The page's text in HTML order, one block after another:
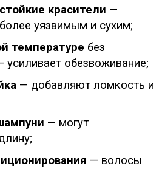
красители —
уязвимым и сухим;
температуре без
обезвоживание;
— добавляют ломкость и
— могут
— волосы